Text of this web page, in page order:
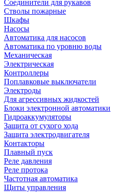
Соединители для рукавов
Стволы пожарные
Шкафы
Насосы
Автоматика для насосов
Автоматика по уровню воды
Механическая
Электрическая
Контроллеры
Поплавковые выключатели
Электроды
Для агрессивных жидкостей
Блоки электронной автоматики
Гидроаккумуляторы
Защита от сухого хода
Защита электродвигателя
Контакторы
Плавный пуск
Реле давления
Реле протока
Частотная автоматика
Щиты управления